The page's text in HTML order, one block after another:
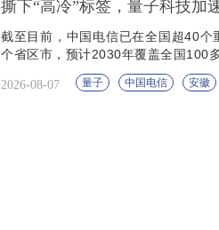
撕下“高冷”标签，量子科技加
截至目前，中国电信已在全国超40个
个省区市，预计2030年覆盖全国100
2026-08-07 量子 中国电信 安徽